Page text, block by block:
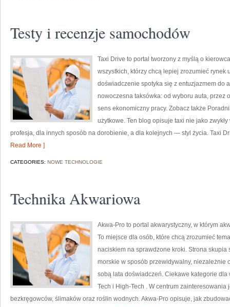
Testy i recenzje samochodów
Taxi Drive to portal tworzony z myślą o
wszystkich, którzy chcą lepiej zrozumieć rynek
doświadczenie spotyka się z entuzjazmem do
nowoczesna taksówka: od wyboru auta, przez
sens ekonomiczny pracy. Zobacz także
użytkowe. Ten blog opisuje taxi nie jako
profesja, dla innych sposób na dorobienie, a dla kolejnych — styl życia. Taxi
Read More ]
CATEGORIES: NOWE TECHNOLOGIE
Technika Akwariowa
Akwa-Pro to portal akwarystyczny, w którym
To miejsce dla osób, które chcą zrozumieć
naciskiem na sprawdzone kroki. Strona skupia
morskie w sposób przewidywalny, niezależnie
sobą lata doświadczeń. Ciekawe kategorie
Tech i High-Tech . W centrum
bezkręgowców, ślimaków oraz roślin wodnych. Akwa-Pro opisuje, jak